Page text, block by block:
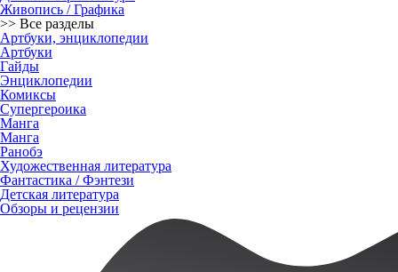
Живопись / Графика
>> Все разделы
Артбуки, энциклопедии
Артбуки
Гайды
Энциклопедии
Комиксы
Супергероика
Манга
Манга
Ранобэ
Художественная литература
Фантастика / Фэнтези
Детская литература
Обзоры и рецензии